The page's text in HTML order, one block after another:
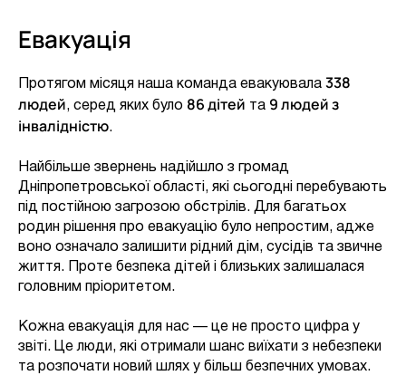
Евакуація
Протягом місяця наша команда евакуювала 338
людей, серед яких було 86 дітей та 9 людей з
інвалідністю.
Найбільше звернень надійшло з громад
Дніпропетровської області, які сьогодні перебувають
під постійною загрозою обстрілів. Для багатьох
родин рішення про евакуацію було непростим, адже
воно означало залишити рідний дім, сусідів та звичне
життя. Проте безпека дітей і близьких залишалася
головним пріоритетом.
Кожна евакуація для нас — це не просто цифра у
звіті. Це люди, які отримали шанс виїхати з небезпеки
та розпочати новий шлях у більш безпечних умовах.